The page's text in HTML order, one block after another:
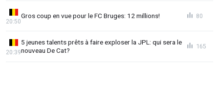
Gros coup en vue pour le FC Bruges: 12 millions!
20:50
80
5 jeunes talents prêts à faire exploser la JPL: qui sera le
nouveau De Cat?
20:39
165